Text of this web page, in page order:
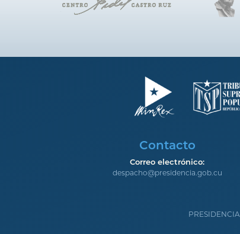
Contacto
Correo electrónico:
despacho@presidencia.gob.cu
PRESIDENCIA